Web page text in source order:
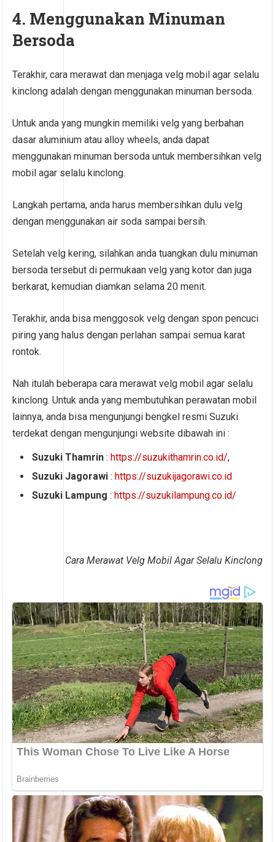
4. Menggunakan Minuman
Bersoda
Terakhir, cara merawat dan menjaga velg mobil agar selalu
kinclong adalah dengan menggunakan minuman bersoda.
Untuk anda yang mungkin memiliki velg yang berbahan
dasar aluminium atau alloy wheels, anda dapat
menggunakan minuman bersoda untuk membersihkan velg
mobil agar selalu kinclong.
Langkah pertama, anda harus membersihkan dulu velg
dengan menggunakan air soda sampai bersih.
Setelah velg kering, silahkan anda tuangkan dulu minuman
bersoda tersebut di permukaan velg yang kotor dan juga
berkarat, kemudian diamkan selama 20 menit.
Terakhir, anda bisa menggosok velg dengan spon pencuci
piring yang halus dengan perlahan sampai semua karat
rontok.
Nah itulah beberapa cara merawat velg mobil agar selalu
kinclong. Untuk anda yang membutuhkan perawatan mobil
lainnya, anda bisa mengunjungi bengkel resmi Suzuki
terdekat dengan mengunjungi website dibawah ini :
Suzuki Thamrin : https://suzukithamrin.co.id/,
Suzuki Jagorawi: https://suzukijagorawi.co.id
Suzuki Lampung : https://suzukilampung.co.id/
Cara Merawat Velg Mobil Agar Selalu Kinclong